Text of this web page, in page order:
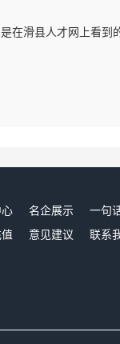
在滑县人才网上看到
名企展示 一句
意见建议 联系